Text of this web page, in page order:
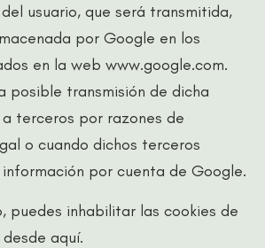
usuario, que será transmitida,
por Google en los
en la web www.google.com.
posible transmisión de dicha
terceros por razones de
o cuando dichos terceros
por cuenta de Google.
puedes inhabilitar las cookies de
aquí.